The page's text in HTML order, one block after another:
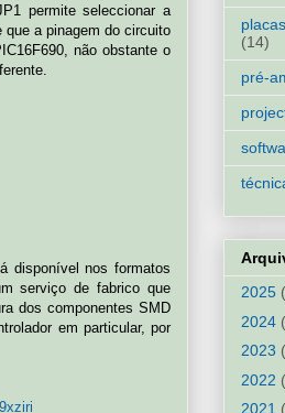
permite seleccionar a
que a pinagem do circuito
não obstante o
disponível nos formatos
serviço de fabrico que
dos componentes SMD
em particular, por
(14)
pré-
2025
2024
2023
2022
2021